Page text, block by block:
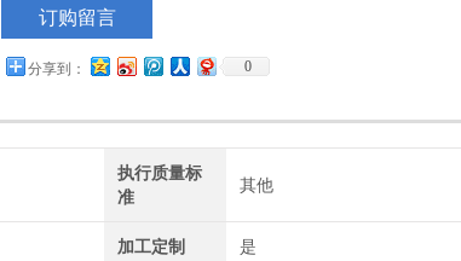
订购留言
分享到： 0
执行质量标
准
其他
加工定制 是